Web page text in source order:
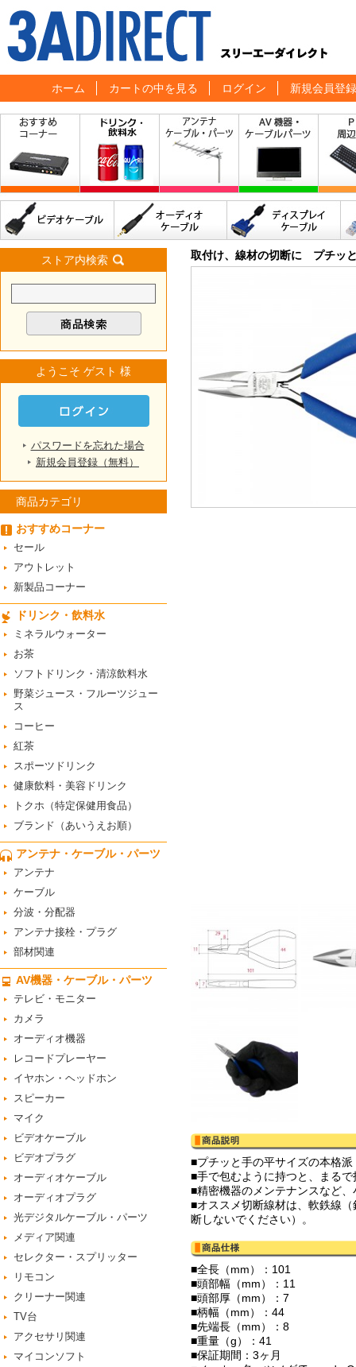
ホーム カートの中を見る ログイン 新規会員登録
ストア内検索
ようこそ ゲスト 様
パスワードを忘れた場合
新規会員登録（無料）
商品カテゴリ
おすすめコーナー
セール
アウトレット
新製品コーナー
ドリンク・飲料水
ミネラルウォーター
お茶
ソフトドリンク・清涼飲料水
野菜ジュース・フルーツジュー
ス
コーヒー
紅茶
スポーツドリンク
健康飲料・美容ドリンク
トクホ（特定保健用食品）
ブランド（あいうえお順）
アンテナ・ケーブル・パーツ
アンテナ
ケーブル
分波・分配器
アンテナ接栓・プラグ
部材関連
AV機器・ケーブル・パーツ
テレビ・モニター
カメラ
オーディオ機器
レコードプレーヤー
イヤホン・ヘッドホン
スピーカー
マイク
ビデオケーブル
ビデオプラグ
オーディオケーブル
オーディオプラグ
光デジタルケーブル・パーツ
メディア関連
セレクター・スプリッター
リモコン
クリーナー関連
TV台
アクセサリ関連
マイコンソフト
取付け、線材の切断に プチッ
■プチッと手の平サイズの本格
■手で包むように持つと、まる
■精密機器のメンテナンスなど
■オススメ切断線材は、軟鉄線
断しないでください）。
■全長（mm）：101
■頭部幅（mm）：11
■頭部厚（mm）：7
■柄幅（mm）：44
■先端長（mm）：8
■重量（g）：41
■保証期間：3ヶ月